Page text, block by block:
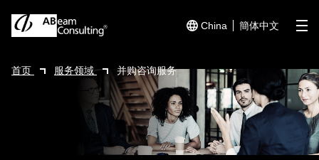
China 簡体中文
首页 服务领域 并购咨询服务